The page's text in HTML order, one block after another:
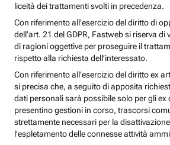
liceità dei trattamenti svolti in precedenza.
Con riferimento all’esercizio del diritto di
dell’art. 21 del GDPR, Fastweb si riserva
di ragioni oggettive per proseguire il
rispetto alla richiesta dell’interessato.
Con riferimento all’esercizio del diritto ex
si precisa che, a seguito di apposita
dati personali sarà possibile solo per gli ex
presentino gestioni in corso, trascorsi
strettamente necessari per la
l’espletamento delle connesse attività